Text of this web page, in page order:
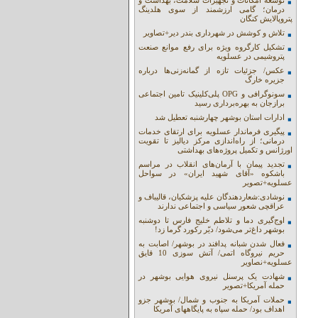
درمان؛ گامی ارزشمند از سوی هلدینگ
پتروپالایش کنگان
تلاش و کوشش در شهرداری بندر دیر+تصاویر
تشکیل کارگروه ویژه برای رفع موانع صنعت
پتروشیمی در عسلویه
عکس/ جزئیات تازه از گمانه‌زنی‌ها درباره
جزیره خارگ
سونوگرافی و OPG پلی‌کلینیک تامین اجتماعی
برازجان به بهره‌برداری رسید
ادارات استان بوشهر چهارشنبه تعطیل شد
پیگیری فرماندار عسلویه برای ارتقای خدمات
درمانی؛ از راه‌اندازی مرکز دیالیز تا تقویت
اورژانس و تکمیل پروژه‌های بهداشتی
تجدید پیمان با آرمان‌های انقلاب در مراسم
باشکوه «آقای شهید ایران» در سواحل
عسلویه+تصویر
نوشادی:شعاردهندگان علیه پزشکیان، قالیباف و
عراقچی شعور سیاسی و اجتماعی ندارند
اوج‌گیری دما و تلاطم خلیج فارس تا دوشنبه
بوشهر داغ‌تر می‌شود/ دیّر رکورد گرما زد!
فعال شدن شبانه پدافند در بوشهر/ اصابت به
حریم نیروگاه اتمی/ آتش سوزی 10 قایق
عسلویه+نصاویر
شهادت یک پرسنل نیروی هوایی بوشهر در
حمله آمریکا+تصویر
حملات آمریکا به جنوب و شمال/ بوشهر جزو
اهداف بود/ حمله سپاه به پایگاههای آمریکا